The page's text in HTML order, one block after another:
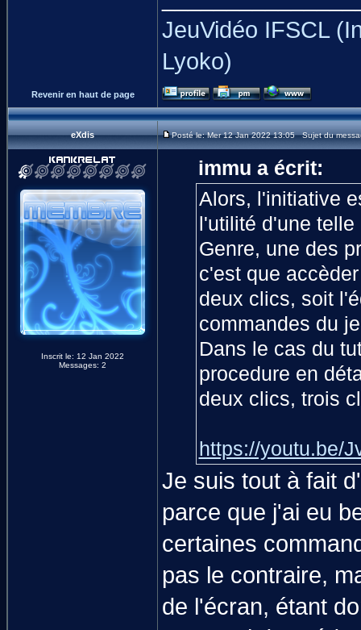
JeuVidéo IFSCL
Lyoko)
Revenir en haut de page
eXdis Posté le: Mer 12 Jan 2022 13:05 Sujet du
Inscrit le: 12 Jan 2022
Messages: 2
immu a écrit:
Alors, l'initiative
l'utilité d'une telle
Genre, une des
c'est que
deux clics, soit
commandes du
Dans le cas du
procedure en
deux clics, trois
https://youtu.be/
Je suis tout à fait
parce que j'ai eu
certaines
pas le contraire,
de l'écran, étant